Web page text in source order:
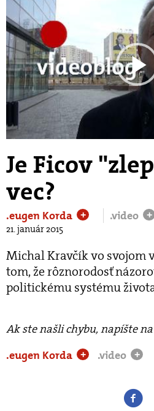
Je Ficov
vec?
.eugen Korda + .video +
21. január 2015
Michal Kravčík vo svojom
tom, že rôznorodosť
politickému systému
Ak ste našli chybu, napíšte na
.eugen Korda
+ .video +